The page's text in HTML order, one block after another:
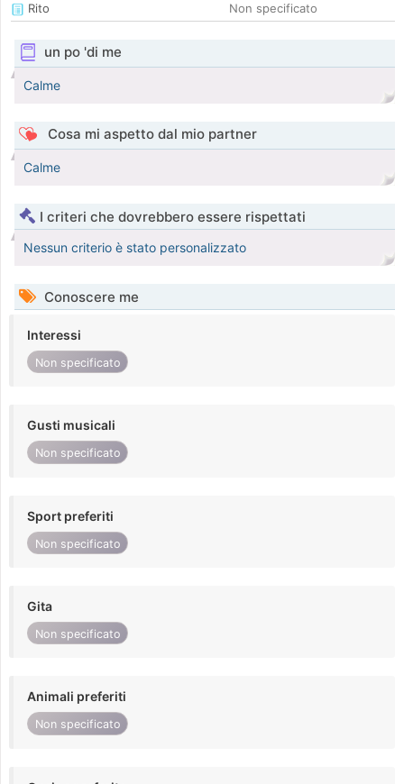
Rito
Non specificato
un po 'di me
Calme
Cosa mi aspetto dal mio partner
Calme
I criteri che dovrebbero essere rispettati
Nessun criterio è stato personalizzato
Conoscere me
Interessi
Non specificato
Gusti musicali
Non specificato
Sport preferiti
Non specificato
Gita
Non specificato
Animali preferiti
Non specificato